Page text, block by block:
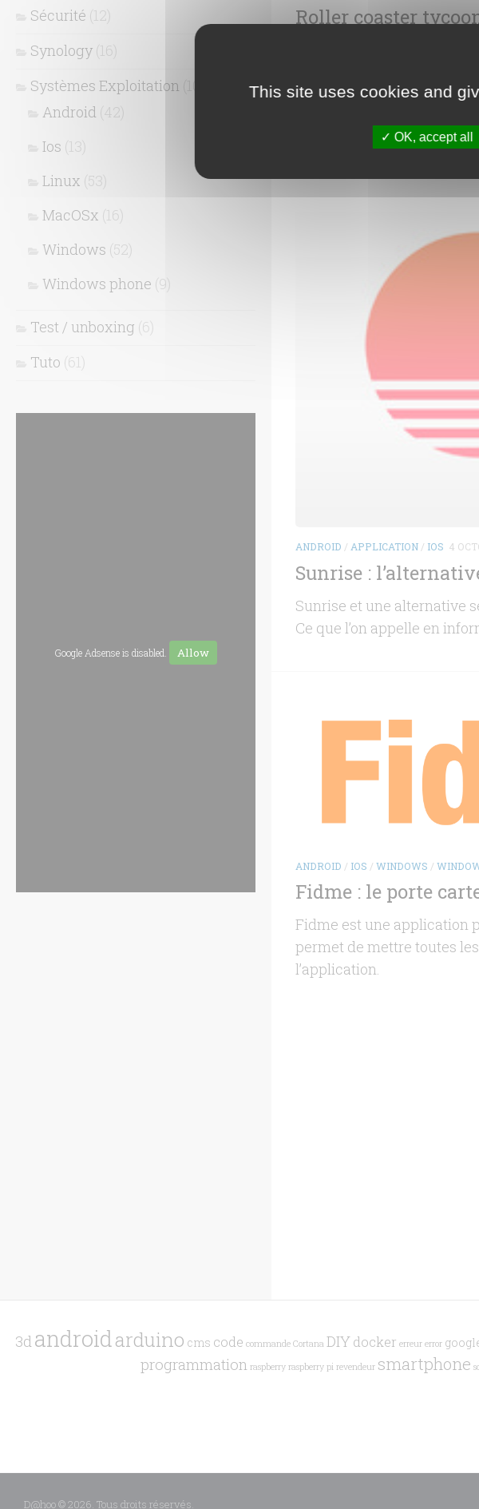
Roller coaster
La célébre franchise roller
un 4 opus sur Android,
c’est partis ….
ANDROID / APPLICATION / IOS 4
Sunrise :
Sunrise et une alternative
Ce que l’on appelle en
ANDROID / IOS / WINDOWS /
Fidme : le porte
Fidme est une application
permet de mettre toutes
l’application.
Sécurité (12)
Synology (16)
Systèmes Exploitation
Android (42)
Ios (13)
Linux (53)
MacOSx (16)
Windows (52)
Windows phone (9)
Test / unboxing (6)
Tuto (61)
Google Adsense is disabled. Allow
3dandroidarduino cms code commande Cortana DIY docker erreur error
programmation raspberry raspberry pi revendeur smartphone
D@hoo © 2026. Tous droits réservés.
This site uses cookies and
OK, accept all